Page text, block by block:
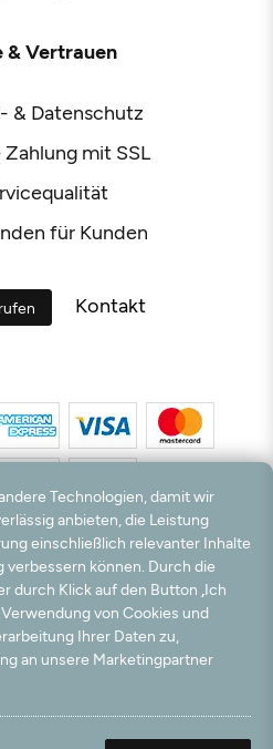
& Vertrauen
& Datenschutz
Zahlung mit SSL
für Kunden
Kontakt
**Kostenloser Versand und Rückversand
und Österreichs.
für werbliche Zwecke, die jederzeit widerrufen
nicht an Dritte weitergegeben.
/ Alle Rechte vorbehalten. powered by
Technologien, damit wir
anbieten, die Leistung
einschließlich relevanter Inhalte
verbessern können. Durch die
durch Klick auf den Button „Ich
von Cookies und
Ihrer Daten zu,
an unsere Marketingpartner